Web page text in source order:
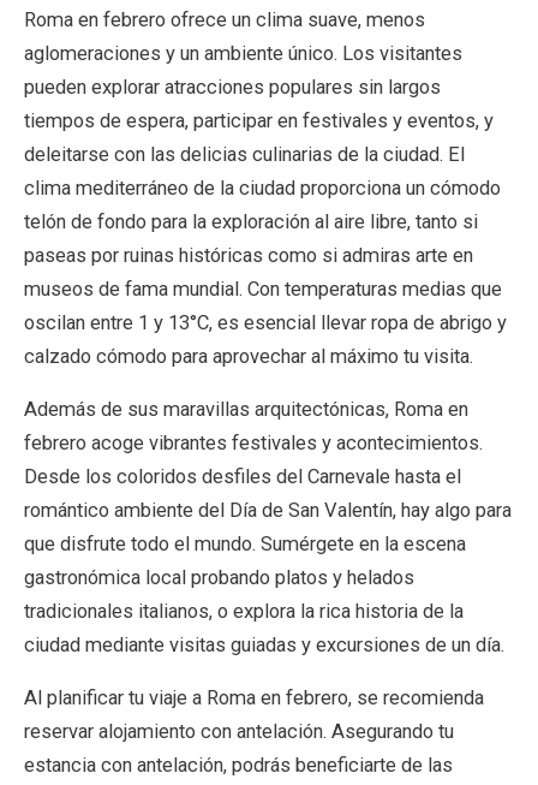
Roma en febrero ofrece un clima suave, menos
aglomeraciones y un ambiente único. Los visitantes
pueden explorar atracciones populares sin largos
tiempos de espera, participar en festivales y eventos, y
deleitarse con las delicias culinarias de la ciudad. El
clima mediterráneo de la ciudad proporciona un cómodo
telón de fondo para la exploración al aire libre, tanto si
paseas por ruinas históricas como si admiras arte en
museos de fama mundial. Con temperaturas medias que
oscilan entre 1 y 13°C, es esencial llevar ropa de abrigo y
calzado cómodo para aprovechar al máximo tu visita.
Además de sus maravillas arquitectónicas, Roma en
febrero acoge vibrantes festivales y acontecimientos.
Desde los coloridos desfiles del Carnevale hasta el
romántico ambiente del Día de San Valentín, hay algo para
que disfrute todo el mundo. Sumérgete en la escena
gastronómica local probando platos y helados
tradicionales italianos, o explora la rica historia de la
ciudad mediante visitas guiadas y excursiones de un día.
Al planificar tu viaje a Roma en febrero, se recomienda
reservar alojamiento con antelación. Asegurando tu
estancia con antelación, podrás beneficiarte de las